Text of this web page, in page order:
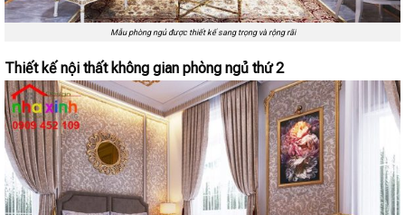
Mẫu phòng ngủ được thiết kế sang trọng và rộng rãi
Thiết kế nội thất không gian phòng ngủ thứ 2